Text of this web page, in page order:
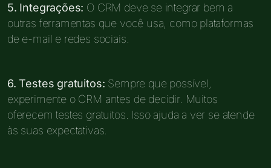
5. Integrações: O CRM deve se integrar bem a
outras ferramentas que você usa, como plataformas
de e-mail e redes sociais.
6. Testes gratuitos: Sempre que possível,
experimente o CRM antes de decidir. Muitos
oferecem testes gratuitos. Isso ajuda a ver se atende
às suas expectativas.